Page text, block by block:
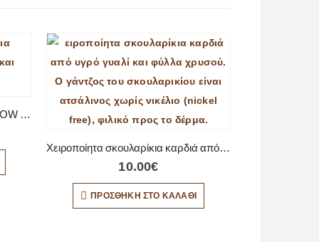
Χειροποίητα σκουλαρίκια RAINBOW από υγρό γυαλί
Χειροποίητα σκουλαρίκια καρδιά από υγρό γυαλί και φύλλα χρυσού
10.00€
ΠΡΟΣΘΉΚΗ ΣΤΟ ΚΑΛΆΘΙ